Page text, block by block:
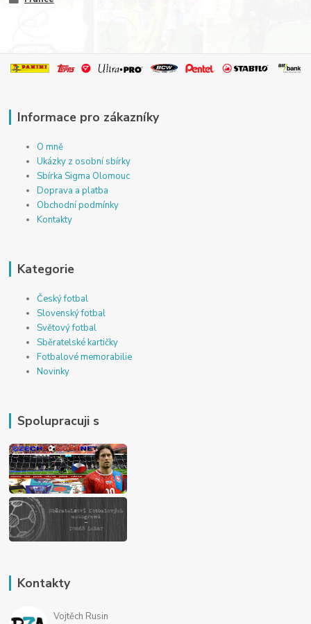
Informace pro zákazníky
O mně
Ukázky z osobní sbírky
Sbírka Sigma Olomouc
Doprava a platba
Obchodní podmínky
Kontakty
Kategorie
Český fotbal
Slovenský fotbal
Světový fotbal
Sběratelské kartičky
Fotbalové memorabilie
Novinky
Spolupracuji s
Kontakty
Vojtěch Rusin